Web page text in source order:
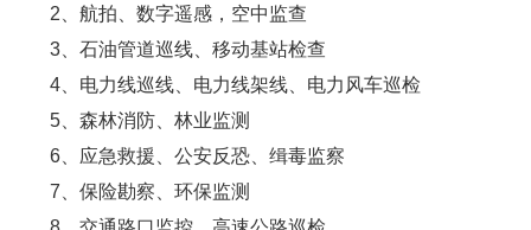
2、航拍、数字遥感，空中监查
3、石油管道巡线、移动基站检查
4、电力线巡线、电力线架线、电力风车巡检
5、森林消防、林业监测
6、应急救援、公安反恐、缉毒监察
7、保险勘察、环保监测